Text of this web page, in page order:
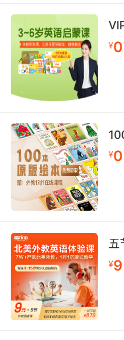
除了官方标准，您可
英语水平： 1.听力理
堂指令或简单英语音
孩子是否敢于开口，
3.阅读能力：孩子是
理解简单故事的情
要是写单词、短语和
的单词即为达标。 帮
学阶段，培养兴趣和
要。 •创造语言环境
接触时间，通过听儿
的方式进行。 •鼓
围，多肯定孩子的
习。 •培养阅读习惯
亲子共读是很好的方
与老师沟通，了解教
教育相辅相成。 关于
参加英语考级？可以
为主要目标。小学阶
兴趣和习惯。如果孩
适合年龄的考级（如
感，并提供客观的水
¥0
¥0
五
¥9